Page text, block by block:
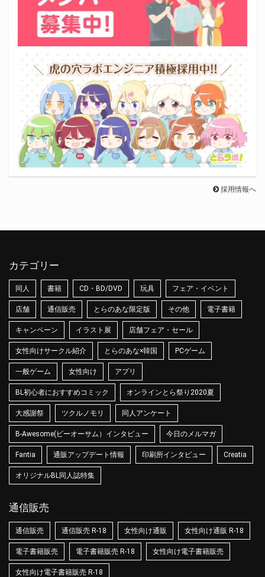
採用情報へ
カテゴリー
同人 書籍 CD・BD/DVD 玩具 フェア・イベント
店舗 通信販売 とらのあな限定版 その他 電子書籍
キャンペーン イラスト展 店舗フェア・セール
女性向けサークル紹介 とらのあな×韓国 PCゲーム
一般ゲーム 女性向け アプリ
BL初心者におすすめコミック オンラインとら祭り2020夏
大感謝祭 ツクルノモリ 同人アンケート
B-Awesome(ビーオーサム）インタビュー 今日のメルマガ
Fantia 通販アップデート情報 印刷所インタビュー Creatia
オリジナルBL同人誌特集
通信販売
通信販売 通信販売 R-18 女性向け通販 女性向け通販 R-18
電子書籍販売 電子書籍販売 R-18 女性向け電子書籍販売
女性向け電子書籍販売 R-18